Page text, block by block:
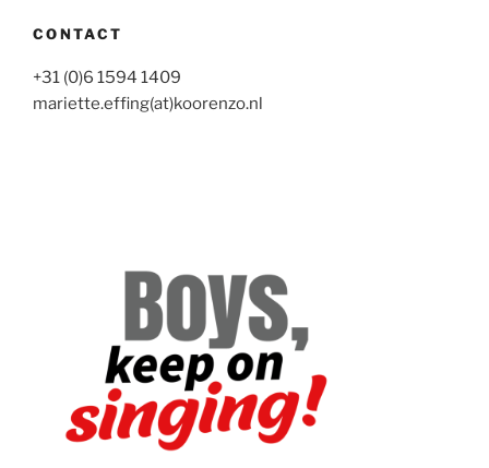
CONTACT
+31 (0)6 1594 1409
mariette.effing(at)koorenzo.nl